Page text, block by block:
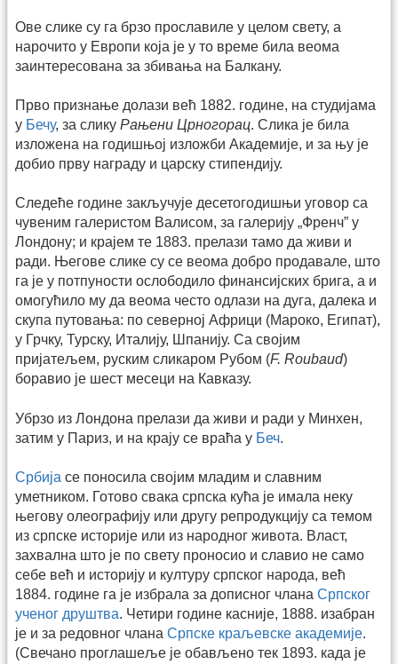
Ове слике су га брзо прославиле у целом свету, а
нарочито у Европи која је у то време била веома
заинтересована за збивања на Балкану.
Прво признање долази већ 1882. године, на студијама
у Бечу, за слику Рањени Црногорац. Слика је била
изложена на годишњој изложби Академије, и за њу је
добио прву награду и царску стипендију.
Следеће године закључује десетогодишњи уговор са
чувеним галеристом Валисом, за галерију „Френч” у
Лондону; и крајем те 1883. прелази тамо да живи и
ради. Његове слике су се веома добро продавале, што
га је у потпуности ослободило финансијских брига, а и
омогућило му да веома често одлази на дуга, далека и
скупа путовања: по северној Африци (Мароко, Египат),
у Грчку, Турску, Италију, Шпанију. Са својим
пријатељем, руским сликаром Рубом (F. Roubaud)
боравио је шест месеци на Кавказу.
Убрзо из Лондона прелази да живи и ради у Минхен,
затим у Париз, и на крају се враћа у Беч.
Србија се поносила својим младим и славним
уметником. Готово свака српска кућа је имала неку
његову олеографију или другу репродукцију са темом
из српске историје или из народног живота. Власт,
захвална што је по свету проносио и славио не само
себе већ и историју и културу српског народа, већ
1884. године га је избрала за дописног члана Српског
ученог друштва. Четири године касније, 1888. изабран
је и за редовног члана Српске краљевске академије.
(Свечано проглашеље је обављено тек 1893. када је